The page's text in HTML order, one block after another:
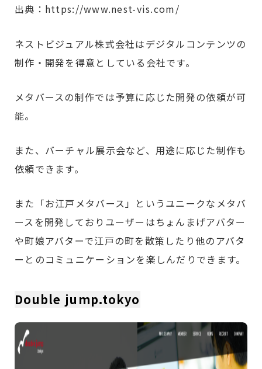
出典：https://www.nest-vis.com/
ネストビジュアル株式会社はデジタルコンテンツの
制作・開発を得意としている会社です。
メタバースの制作では予算に応じた開発の依頼が可
能。
また、バーチャル展示会など、用途に応じた制作も
依頼できます。
また「お江戸メタバース」というユニークなメタバ
ースを開発しておりユーザーはちょんまげアバター
や町娘アバターで江戸の町を散策したり他のアバタ
ーとのコミュニケーションを楽しんだりできます。
Double jump.tokyo